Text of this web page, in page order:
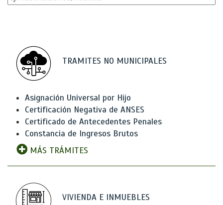
TRAMITES NO MUNICIPALES
Asignación Universal por Hijo
Certificación Negativa de ANSES
Certificado de Antecedentes Penales
Constancia de Ingresos Brutos
MÁS TRÁMITES
VIVIENDA E INMUEBLES